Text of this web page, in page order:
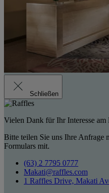
Schließen
Vielen Dank für Ihr Interesse am
Bitte teilen Sie uns Ihre Anfrage
Formulars mit.
(63) 2 7795 0777
Makati@raffles.com
1 Raffles Drive, Makati